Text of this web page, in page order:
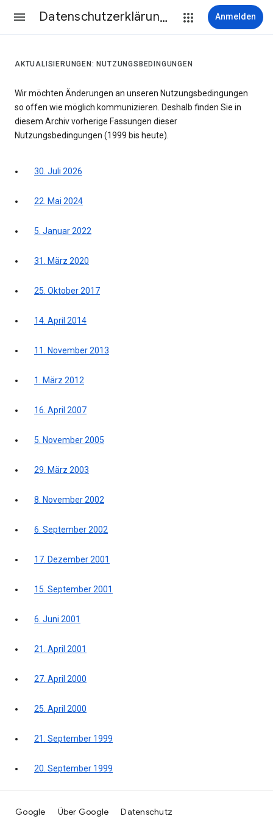
Datenschutzerklärung & Nutzungsbedingungen Anmelden
AKTUALISIERUNGEN: NUTZUNGSBEDINGUNGEN
Wir möchten Änderungen an unseren Nutzungsbedingungen
so offen wie möglich kommunizieren. Deshalb finden Sie in
diesem Archiv vorherige Fassungen dieser
Nutzungsbedingungen (1999 bis heute).
30. Juli 2026
22. Mai 2024
5. Januar 2022
31. März 2020
25. Oktober 2017
14. April 2014
11. November 2013
1. März 2012
16. April 2007
5. November 2005
29. März 2003
8. November 2002
6. September 2002
17. Dezember 2001
15. September 2001
6. Juni 2001
21. April 2001
27. April 2000
25. April 2000
21. September 1999
20. September 1999
Google Über Google Datenschutz